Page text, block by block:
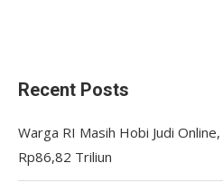
Recent Posts
Warga RI Masih Hobi Judi
Rp86,82 Triliun